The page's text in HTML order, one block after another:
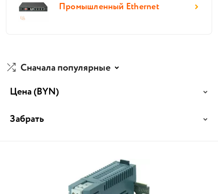
Промышленный Ethernet
Сначала популярные
Цена(BYN)
Забрать